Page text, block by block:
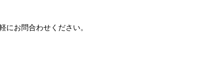
にお問合わせください。